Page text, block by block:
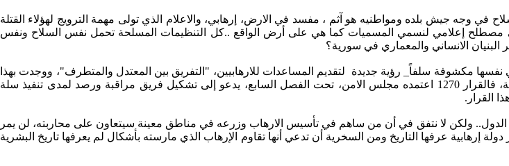
في وجه جيش بلده ومواطنيه هو آثم ، مفسد في الارض، إرهابي، والاعلام الذي تولى مهمة الترويج لهؤلاء القتلة
مصطلح إعلامي لنسمي المسميات كما هي على أرض الواقع ..كل التنظيمات المسلحة تحمل نفس السلاح ونفس
الانساني والمعماري في سورية؟
مكشوفة سلفاً_ رؤية جديدة لتقديم المساعدات للارهابيين، "التفريق بين المعتدل والمتطرف"، ووجدت بهذا
وسيلة لتبرر عدم مخالفتها لقرارات أممية بإدراج بعض التنظيمات ضمن قائمة الارهاب الدولية، فالقرار 1270 اعتمده مجلس الامن، تحت الفصل السابع، يدعو إلى تشكيل فريق مراقبة ورصد لمدى تنفيذ سلة
القرار.
ولكن لا نتفق في أن من ساهم في تأسيس الارهاب وزرعه في مناطق معينة سيتعاون على محاربته، لن يمر
إرهابية عرفها التاريخ ومن السخرية أن تدعي أنها تقاوم الإرهاب الذي مارسته بأشكال لم يعرفها تاريخ البشرية